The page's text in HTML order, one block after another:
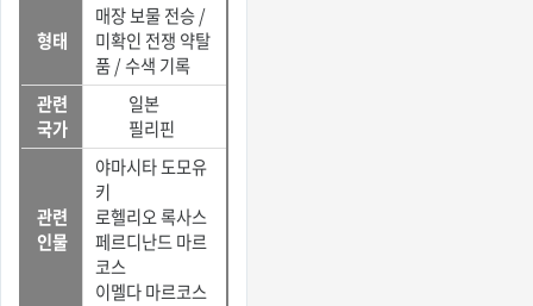
형태
매장 보물 전승 /
미확인 전쟁 약탈
품 / 수색 기록
관련
국가
일본
필리핀
관련
인물
야마시타 도모유
키
로헬리오 록사스
페르디난드 마르
코스
이멜다 마르코스